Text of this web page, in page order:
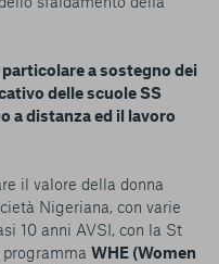
a sostegno dei
delle scuole SS
a distanza ed il lavoro
il valore della donna
Nigeriana, con varie
10 anni AVSI, con la St
WHE (Women